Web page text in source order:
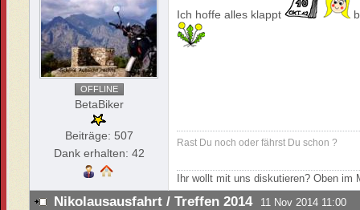
OFFLINE
BetaBiker
Beiträge: 507
Dank erhalten: 42
Ich hoffe alles klappt
Rast Du noch oder fährst Du schon ?
Ihr wollt mit uns diskutieren? Oben
Nikolausausfahrt / Treffen 2014 11 Nov 2014 11:00